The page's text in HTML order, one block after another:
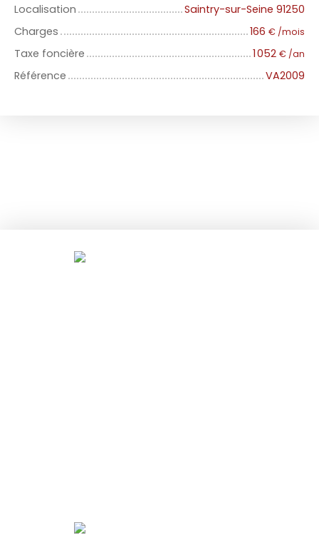
Localisation
Saintry-sur-Seine 91250
Charges
166 € /mois
Taxe foncière 1 052 € /an
Référence VA2009